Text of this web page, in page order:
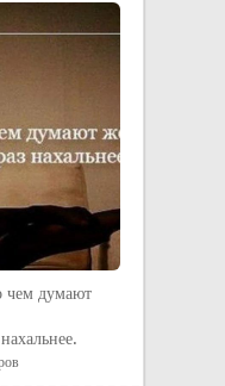
чем думают